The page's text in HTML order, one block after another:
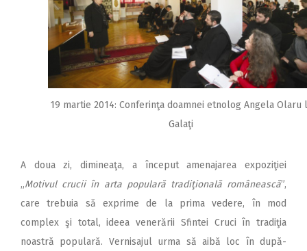
19 martie 2014: Conferinţa doamnei etnolog Angela Olaru
Galaţi
A doua zi, dimineaţa, a început amenajarea expoziţiei
„Motivul crucii în arta populară tradiţională românească”,
care trebuia să exprime de la prima vedere, în mod
complex şi total, ideea venerării Sfintei Cruci în tradiţia
noastră populară. Vernisajul urma să aibă loc în după-